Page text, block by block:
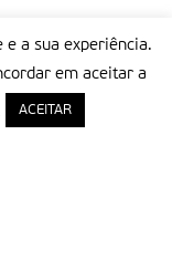
e a sua experiência.
em aceitar a
ACEITAR